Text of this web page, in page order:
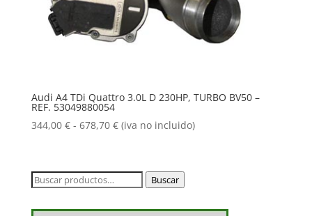
Audi A4 TDi Quattro 3.0L D 230HP, TURBO BV50 –
REF. 53049880054
344,00 € - 678,70 €Rango
desde
344,00 €
(iva no incluido)
Buscar
Buscar